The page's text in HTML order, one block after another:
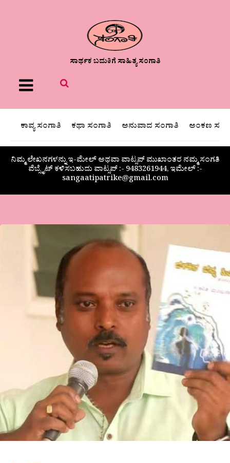
ಸಾರ್ಥಕ ಬದುಕಿಗೆ ಸಾಹಿತ್ಯ ಸಂಗಾತಿ
Menu
ಕಾವ್ಯ ಸಂಗಾತಿ ಕಥಾ ಸಂಗಾತಿ ಅನುವಾದ ಸಂಗಾತಿ ಅಂಕಣ
ನಿಮ್ಮ ಲೇಖನಗಳನ್ನು ಇ-ಮೇಲ್ ಅಥವಾ ವಾಟ್ಸಪ್ ಮುಖಾಂತರ ನಮ್ಮ ಸಂಗತಿ
ವೆಬ್ಸೈಟ್ ಕಳಿಸಬಹುದು ವಾಟ್ಸಪ್‌ :- 9483261944, ಇಮೇಲ್ :-
sangaatipatrike@gmail.com
ನಾಮದೇವ
ಕಾಗದಗಾರ
“ಗಡಿರೇಖೆಯ